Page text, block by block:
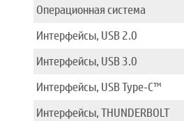
Операционная система
Интерфейсы, USB 2.0
Интерфейсы, USB 3.0
Интерфейсы, USB Type-C™
Интерфейсы, THUNDERBOLT